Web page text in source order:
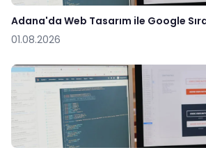
Adana'da Web Tasarım ile Google
01.08.2026